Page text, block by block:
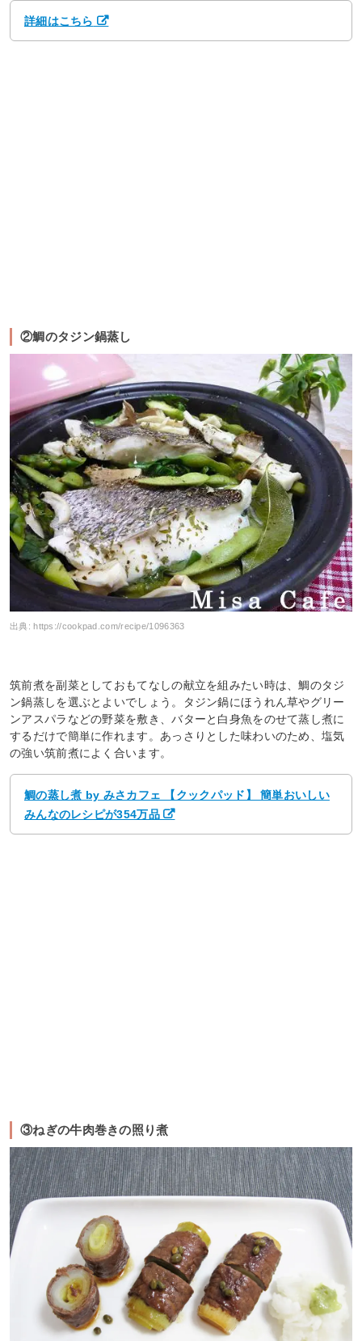
詳細はこちら
②鯛のタジン鍋蒸し
出典:https://cookpad.com/recipe/1096363
筑前煮を副菜としておもてなしの献立を組みたい時は、鯛のタジ
ン鍋蒸しを選ぶとよいでしょう。タジン鍋にほうれん草やグリー
ンアスパラなどの野菜を敷き、バターと白身魚をのせて蒸し煮に
するだけで簡単に作れます。あっさりとした味わいのため、塩気
の強い筑前煮によく合います。
鯛の蒸し煮 by みさカフェ 【クックパッド】 簡単おいしい
みんなのレシピが354万品
③ねぎの牛肉巻きの照り煮